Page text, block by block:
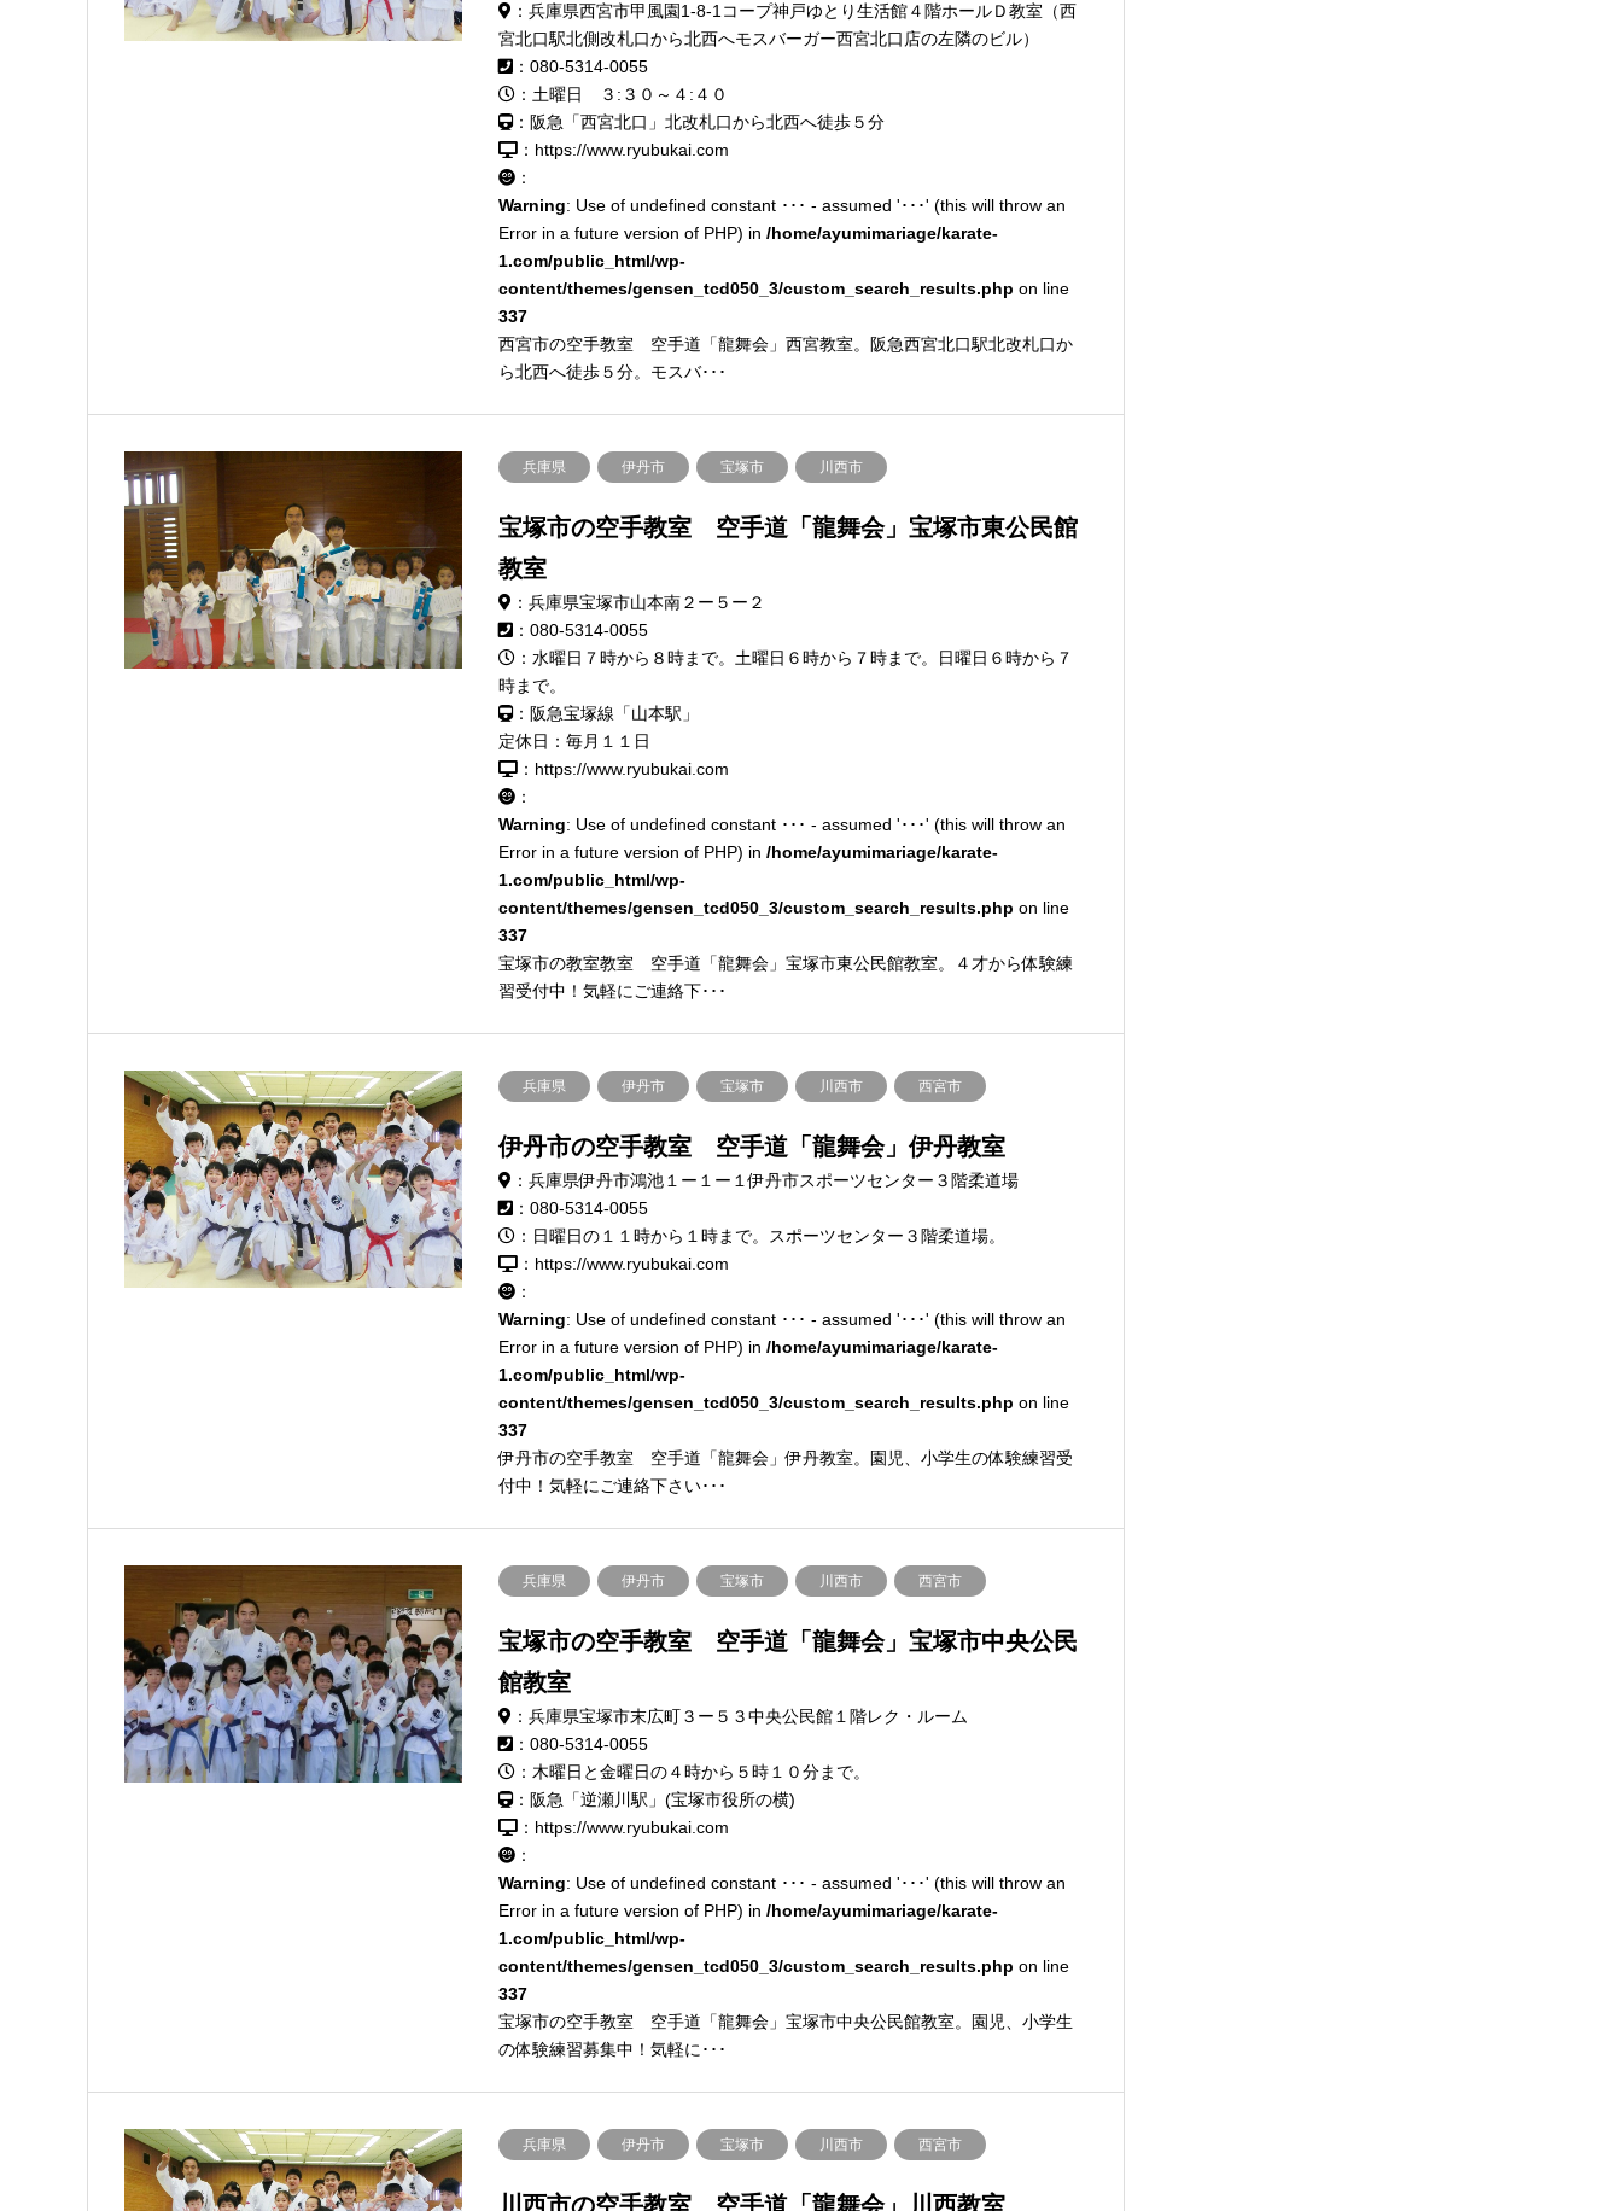
：兵庫県西宮市甲風園1-8-1コープ神戸ゆとり生活館４階ホールＤ教室（西
宮北口駅北側改札口から北西へモスバーガー西宮北口店の左隣のビル）
：080-5314-0055
：土曜日 ３:３０～４:４０
：阪急「西宮北口」北改札口から北西へ徒歩５分
：https://www.ryubukai.com
：
Warning: Use of undefined constant ･･･ - assumed '･･･' (this will throw an
Error in a future version of PHP) in/home/ayumimariage/karate-
1.com/public_html/wp-
content/themes/gensen_tcd050_3/custom_search_results.php on line
337
西宮市の空手教室 空手道「龍舞会」西宮教室。阪急西宮北口駅北改札口か
ら北西へ徒歩５分。モスバ･･･
兵庫県 伊丹市 宝塚市 川西市
宝塚市の空手教室 空手道「龍舞会」宝塚市東公民館
教室
：兵庫県宝塚市山本南２ー５ー２
：080-5314-0055
：水曜日７時から８時まで。土曜日６時から７時まで。日曜日６時から７
時まで。
：阪急宝塚線「山本駅」
定休日：毎月１１日
：https://www.ryubukai.com
：
Warning: Use of undefined constant ･･･ - assumed '･･･' (this will throw an
Error in a future version of PHP) in/home/ayumimariage/karate-
1.com/public_html/wp-
content/themes/gensen_tcd050_3/custom_search_results.php on line
337
宝塚市の教室教室 空手道「龍舞会」宝塚市東公民館教室。４才から体験練
習受付中！気軽にご連絡下･･･
兵庫県 伊丹市 宝塚市 川西市 西宮市
伊丹市の空手教室 空手道「龍舞会」伊丹教室
：兵庫県伊丹市鴻池１ー１ー１伊丹市スポーツセンター３階柔道場
：080-5314-0055
：日曜日の１１時から１時まで。スポーツセンター３階柔道場。
：https://www.ryubukai.com
：
Warning: Use of undefined constant ･･･ - assumed '･･･' (this will throw an
Error in a future version of PHP) in/home/ayumimariage/karate-
1.com/public_html/wp-
content/themes/gensen_tcd050_3/custom_search_results.php on line
337
伊丹市の空手教室 空手道「龍舞会」伊丹教室。園児、小学生の体験練習受
付中！気軽にご連絡下さい･･･
兵庫県 伊丹市 宝塚市 川西市 西宮市
宝塚市の空手教室 空手道「龍舞会」宝塚市中央公民
館教室
：兵庫県宝塚市末広町３ー５３中央公民館１階レク・ルーム
：080-5314-0055
：木曜日と金曜日の４時から５時１０分まで。
：阪急「逆瀬川駅」(宝塚市役所の横)
：https://www.ryubukai.com
：
Warning: Use of undefined constant ･･･ - assumed '･･･' (this will throw an
Error in a future version of PHP) in/home/ayumimariage/karate-
1.com/public_html/wp-
content/themes/gensen_tcd050_3/custom_search_results.php on line
337
宝塚市の空手教室 空手道「龍舞会」宝塚市中央公民館教室。園児、小学生
の体験練習募集中！気軽に･･･
兵庫県 伊丹市 宝塚市 川西市 西宮市
川西市の空手教室 空手道「龍舞会」川西教室